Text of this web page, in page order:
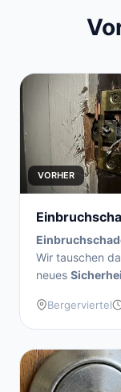
VORHER
Wir tauschen
neues
Bergerviertel